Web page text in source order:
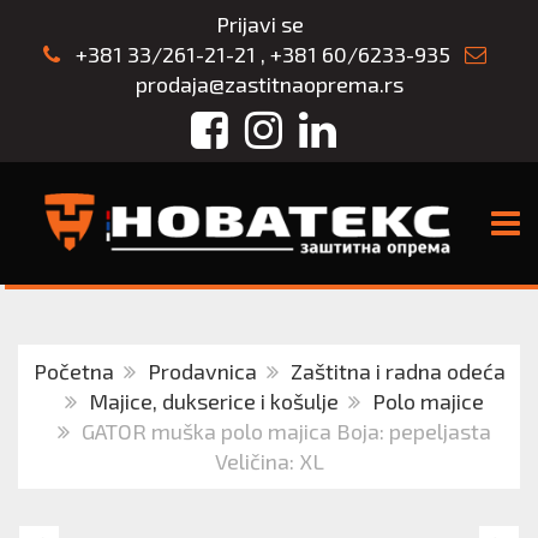
Prijavi se
+381 33/261-21-21 , +381 60/6233-935
prodaja@zastitnaoprema.rs
FacebookInstagram
LinkedIn
Početna Prodavnica
Zaštitna i radna odeća
Majice, dukserice i košulje
Polo majice
GATOR muška polo majica Boja: pepeljasta
Veličina: XL